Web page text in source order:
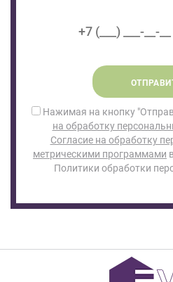
Нажимая на кнопку
на обработку
Согласие на обработку
метрическими программами
Политики обработки